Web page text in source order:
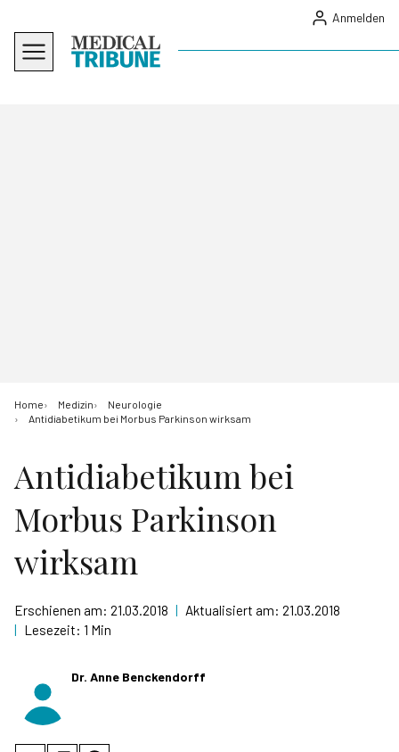
Anmelden
Home Medizin
Neurologie
Antidiabetikum bei Morbus Parkinson wirksam
Antidiabetikum bei
Morbus Parkinson
wirksam
Erschienen am: 21.03.2018 | Aktualisiert am: 21.03.2018
| Lesezeit: 1 Min
Dr. Anne Benckendorff